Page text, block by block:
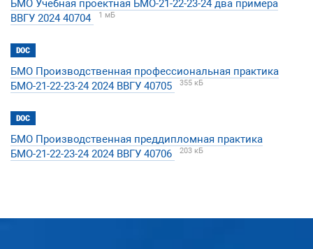
БМО Учебная проектная БМО-21-22-23-24 два примера
ВВГУ 2024 40704
1 мБ
DOC
БМО Производственная профессиональная практика
БМО-21-22-23-24 2024 ВВГУ 40705
355 кБ
DOC
БМО Производственная преддипломная практика
БМО-21-22-23-24 2024 ВВГУ 40706
203 кБ